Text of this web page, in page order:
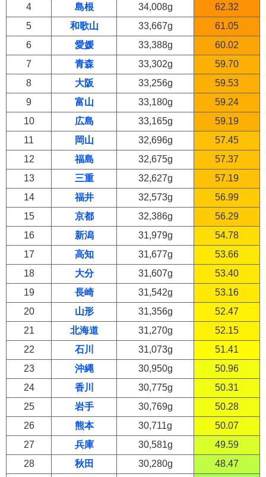
4
島根 34,008g
62.32
5
和歌山 33,667g
61.05
6
愛媛 33,388g
60.02
7
青森 33,302g
59.70
8
大阪 33,256g
59.53
9
富山 33,180g
59.24
10
広島 33,165g
59.19
11
岡山 32,696g
57.45
12
福島 32,675g
57.37
13
三重 32,627g
57.19
14
福井 32,573g
56.99
15
京都 32,386g
56.29
16
新潟 31,979g
54.78
17
高知 31,677g
53.66
18
大分 31,607g
53.40
19
長崎 31,542g
53.16
20
山形 31,356g
52.47
21
北海道 31,270g
52.15
22
石川 31,073g
51.41
23
沖縄 30,950g
50.96
24
香川 30,775g
50.31
25
岩手 30,769g
50.28
26
熊本 30,711g
50.07
27
兵庫 30,581g
49.59
28
秋田 30,280g
48.47